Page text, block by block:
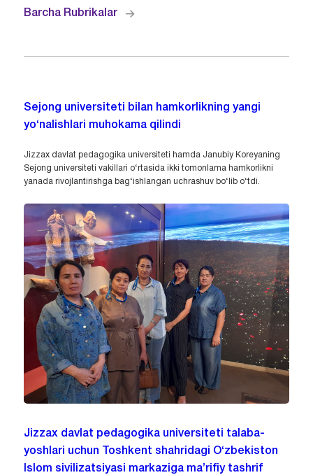
Barcha Rubrikalar
Sejong universiteti bilan hamkorlikning yangi
yo‘nalishlari muhokama qilindi
Jizzax davlat pedagogika universiteti hamda Janubiy Koreyaning
Sejong universiteti vakillari o‘rtasida ikki tomonlama hamkorlikni
yanada rivojlantirishga bag‘ishlangan uchrashuv bo‘lib o‘tdi.
Jizzax davlat pedagogika universiteti talaba-
yoshlari uchun Toshkent shahridagi O‘zbekiston
Islom sivilizatsiyasi markaziga ma’rifiy tashrif